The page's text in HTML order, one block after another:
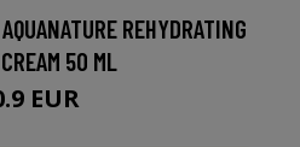
REHYDRATING
50 ML
EUR